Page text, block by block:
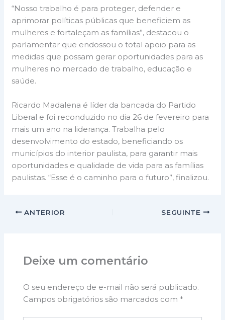
“Nosso trabalho é para proteger, defender e
aprimorar políticas públicas que beneficiem as
mulheres e fortaleçam as famílias”, destacou o
parlamentar que endossou o total apoio para as
medidas que possam gerar oportunidades para as
mulheres no mercado de trabalho, educação e
saúde.
Ricardo Madalena é líder da bancada do Partido
Liberal e foi reconduzido no dia 26 de fevereiro para
mais um ano na liderança. Trabalha pelo
desenvolvimento do estado, beneficiando os
municípios do interior paulista, para garantir mais
oportunidades e qualidade de vida para as famílias
paulistas. “Esse é o caminho para o futuro”, finalizou.
ANTERIOR SEGUINTE
Deixe um comentário
O seu endereço de e-mail não será publicado.
Campos obrigatórios são marcados com *